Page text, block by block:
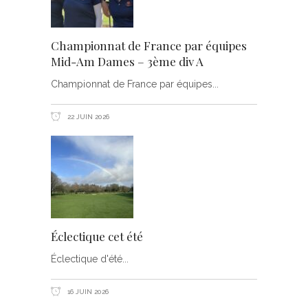
Championnat de France par équipes
Mid-Am Dames – 3ème div A
Championnat de France par équipes
22 JUIN 2026
Éclectique cet été
Éclectique d'été
16 JUIN 2026